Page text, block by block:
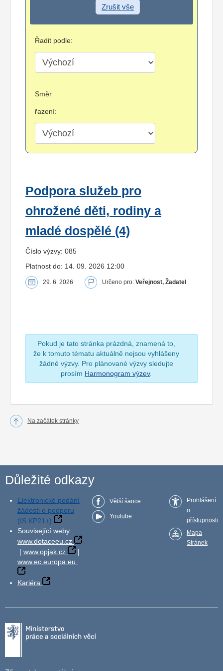
Zrušit vše
Řadit podle:
Směr
řazení:
Podpora služeb pro
ohrožené děti, rodiny a
mladé dospělé (4)
Číslo výzvy: 085
Platnost do: 14. 09. 2026 12:00
29. 6. 2026 Určeno pro: Veřejnost, Žadatel
Pokud je tato stránka prázdná, znamená to,
že k tomuto tématu aktuálně nejsou vyhlášeny
žádné výzvy. Pro plánované výzvy sledujte
prosím Harmonogram výzev.
Na začátek stránky
Důležité odkazy
Elektronické podání
žádosti o podporu
(IS KP21+)
Související weby:
www.dotaceeu.cz
| www.opjak.cz
|
www.ec.europa.eu
Kariéra
Větší šance
Youtube
Prohlášení
o
přístupnosti
Mapa
Stránek